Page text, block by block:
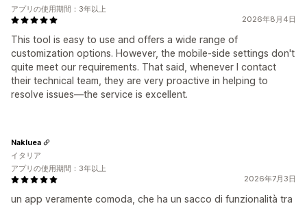
2026年8月4日
This tool is easy to use and offers a wide range of
customization options. However, the mobile-side settings don't
quite meet our requirements. That said, whenever I contact
their technical team, they are very proactive in helping to
resolve issues—the service is excellent.
アプリの使用期間：3年以上
2026年7月3日
un app veramente comoda, che ha un sacco di funzionalità tra
Nakluea
イタリア
アプリの使用期間：3年以上